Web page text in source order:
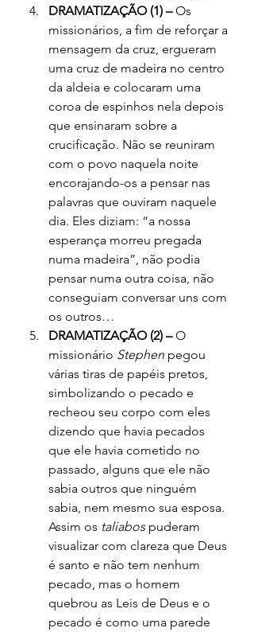
DRAMATIZAÇÃO (1) – Os
missionários, a fim de reforçar a
mensagem da cruz, ergueram
uma cruz de madeira no centro
da aldeia e colocaram uma
coroa de espinhos nela depois
que ensinaram sobre a
crucificação. Não se reuniram
com o povo naquela noite
encorajando-os a pensar nas
palavras que ouviram naquele
dia. Eles diziam: “a nossa
esperança morreu pregada
numa madeira”, não podia
pensar numa outra coisa, não
conseguiam conversar uns com
os outros…
DRAMATIZAÇÃO (2) – O
missionário Stephen pegou
várias tiras de papéis pretos,
simbolizando o pecado e
recheou seu corpo com eles
dizendo que havia pecados
que ele havia cometido no
passado, alguns que ele não
sabia outros que ninguém
sabia, nem mesmo sua esposa.
Assim os taliabos puderam
visualizar com clareza que Deus
é santo e não tem nenhum
pecado, mas o homem
quebrou as Leis de Deus e o
pecado é como uma parede